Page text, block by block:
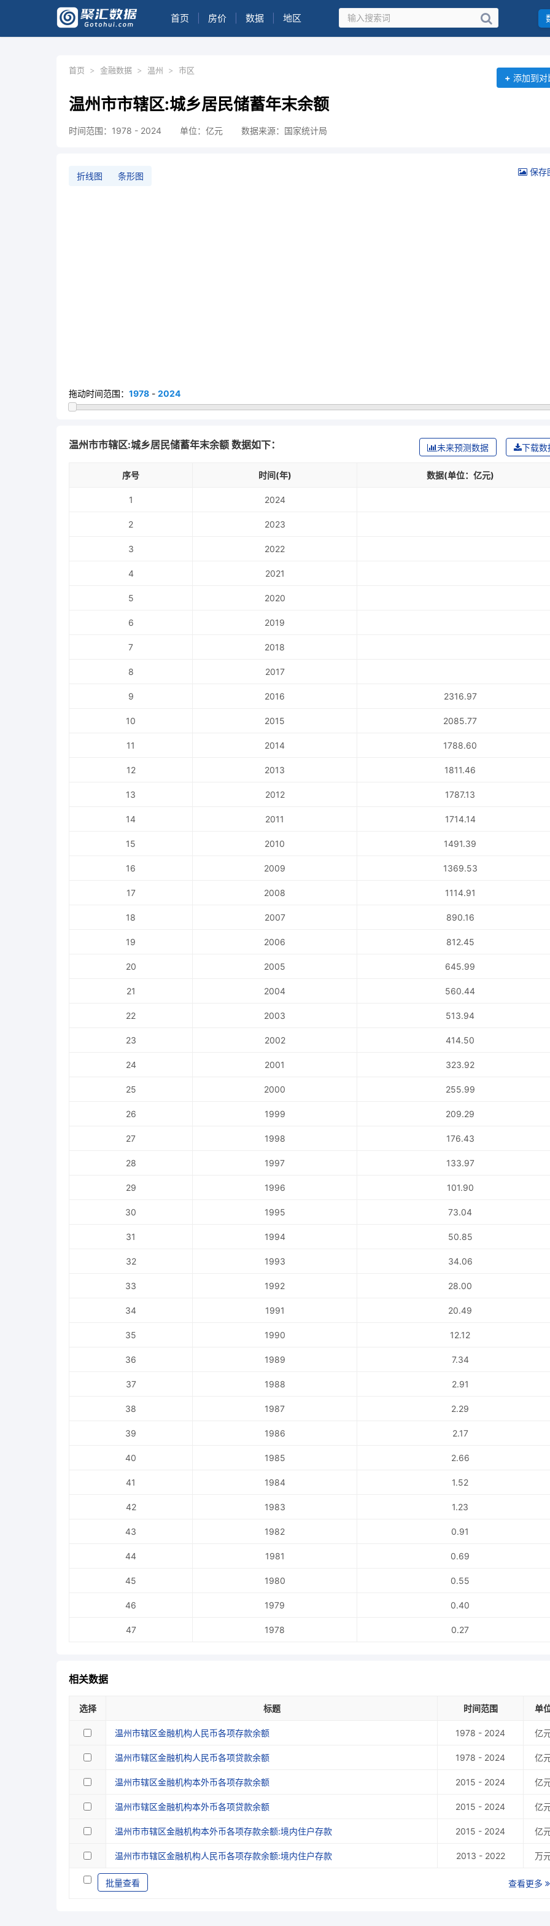
首页 房价 数据 地区
首页 > 金融数据 > 温州 > 市区
温州市市辖区:城乡居民储蓄年末余额
时间范围：1978 - 2024 单位：亿元 数据来源：国家统计局
+ 添加到对
折线图 条形图 保存
拖动时间范围： 1978 - 2024
温州市市辖区:城乡居民储蓄年末余额 数据如下： 下载数
未来预测数据
序号 时间(年) 数据(单位：亿元)
1 2024
2 2023
3 2022
4 2021
5 2020
6 2019
7 2018
8 2017
9 2016 2316.97
10 2015 2085.77
11 2014 1788.60
12 2013 1811.46
13 2012 1787.13
14 2011 1714.14
15 2010 1491.39
16 2009 1369.53
17 2008 1114.91
18 2007 890.16
19 2006 812.45
20 2005 645.99
21 2004 560.44
22 2003 513.94
23 2002 414.50
24 2001 323.92
25 2000 255.99
26 1999 209.29
27 1998 176.43
28 1997 133.97
29 1996 101.90
30 1995 73.04
31 1994 50.85
32 1993 34.06
33 1992 28.00
34 1991 20.49
35 1990 12.12
36 1989 7.34
37 1988 2.91
38 1987 2.29
39 1986 2.17
40 1985 2.66
41 1984 1.52
42 1983 1.23
43 1982 0.91
44 1981 0.69
45 1980 0.55
46 1979 0.40
47 1978 0.27
相关数据
选择 标题 时间范围 单
温州市辖区金融机构人民币各项存款余额 1978 - 2024 亿
温州市辖区金融机构人民币各项贷款余额 1978 - 2024 亿
温州市辖区金融机构本外币各项存款余额 2015 - 2024 亿
温州市辖区金融机构本外币各项贷款余额 2015 - 2024 亿
温州市市辖区金融机构本外币各项存款余额:境内住户存款 2015 - 2024 亿
温州市市辖区金融机构人民币各项存款余额:境内住户存款 2013 - 2022 万
批量查看 查看更多